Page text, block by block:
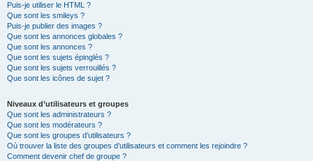
Puis-je utiliser le HTML ?
Que sont les smileys ?
Puis-je publier des images ?
Que sont les annonces globales ?
Que sont les annonces ?
Que sont les sujets épinglés ?
Que sont les sujets verrouillés ?
Que sont les icônes de sujet ?
Niveaux d’utilisateurs et groupes
Que sont les administrateurs ?
Que sont les modérateurs ?
Que sont les groupes d’utilisateurs ?
Où trouver la liste des groupes d’utilisateurs et comment les rejoindre ?
Comment devenir chef de groupe ?